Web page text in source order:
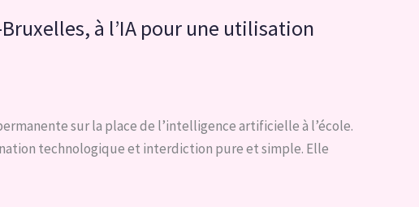
à l’IA pour une utilisation
sur la place de l’intelligence artificielle à l’école.
technologique et interdiction pure et simple. Elle